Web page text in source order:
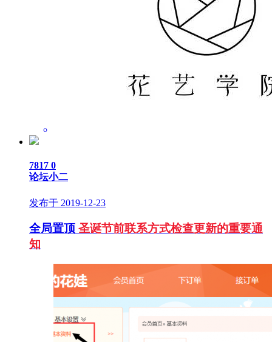
7817 0
论坛小二
发布于 2019-12-23
全局置顶 圣诞节前联系方式检查更新的重要通
知